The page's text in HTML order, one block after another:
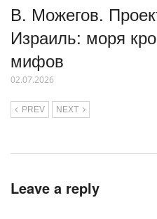
В. Можегов.
Израиль: моря
мифов
02.07.2026
PREV NEXT
Leave a reply